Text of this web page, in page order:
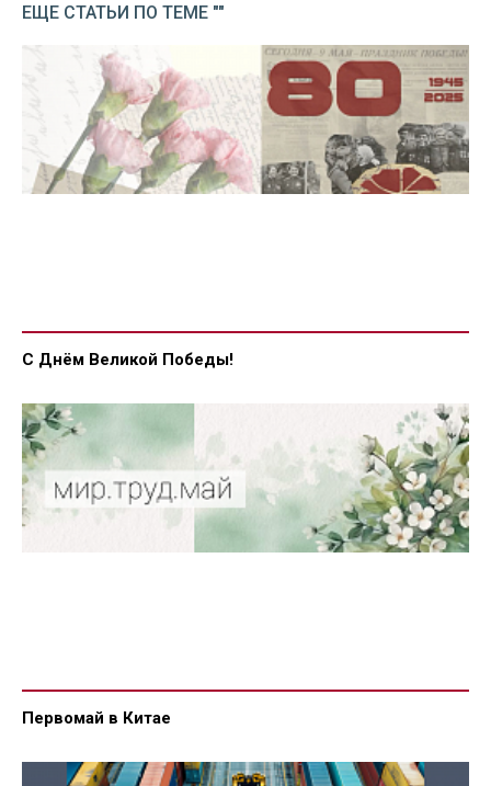
ЕЩЕ СТАТЬИ ПО ТЕМЕ ""
С Днём Великой Победы!
Первомай в Китае